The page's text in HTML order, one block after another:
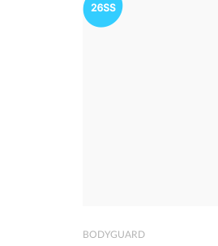
BODYGUARD